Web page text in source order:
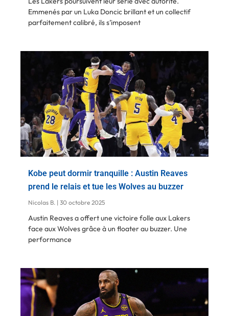
Emmenés par un Luka Doncic brillant et un collectif
parfaitement calibré, ils s’imposent
Kobe peut dormir tranquille : Austin Reaves
prend le relais et tue les Wolves au buzzer
Nicolas B. 30 octobre 2025
Austin Reaves a offert une victoire folle aux Lakers
face aux Wolves grâce à un floater au buzzer. Une
performance